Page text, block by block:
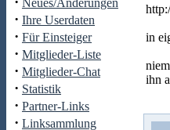
Neues/Änderungen
· Ihre Userdaten
· Für Einsteiger
· Mitglieder-Liste
· Mitglieder-Chat
· Statistik
· Partner-Links
· Linksammlung
in
ihn